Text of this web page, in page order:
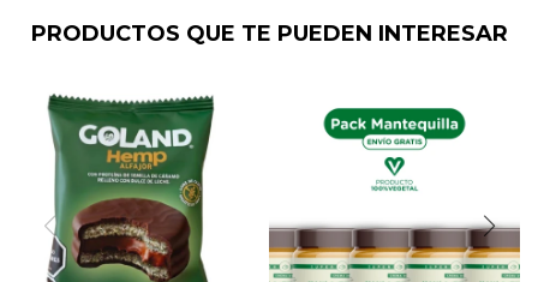
PRODUCTOS QUE TE PUEDEN INTERESAR